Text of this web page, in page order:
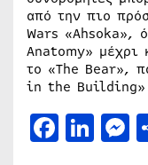
από την πιο
Wars «Ahsoka»,
Anatomy» μέχρι
το «The Bear»,
in the Building»